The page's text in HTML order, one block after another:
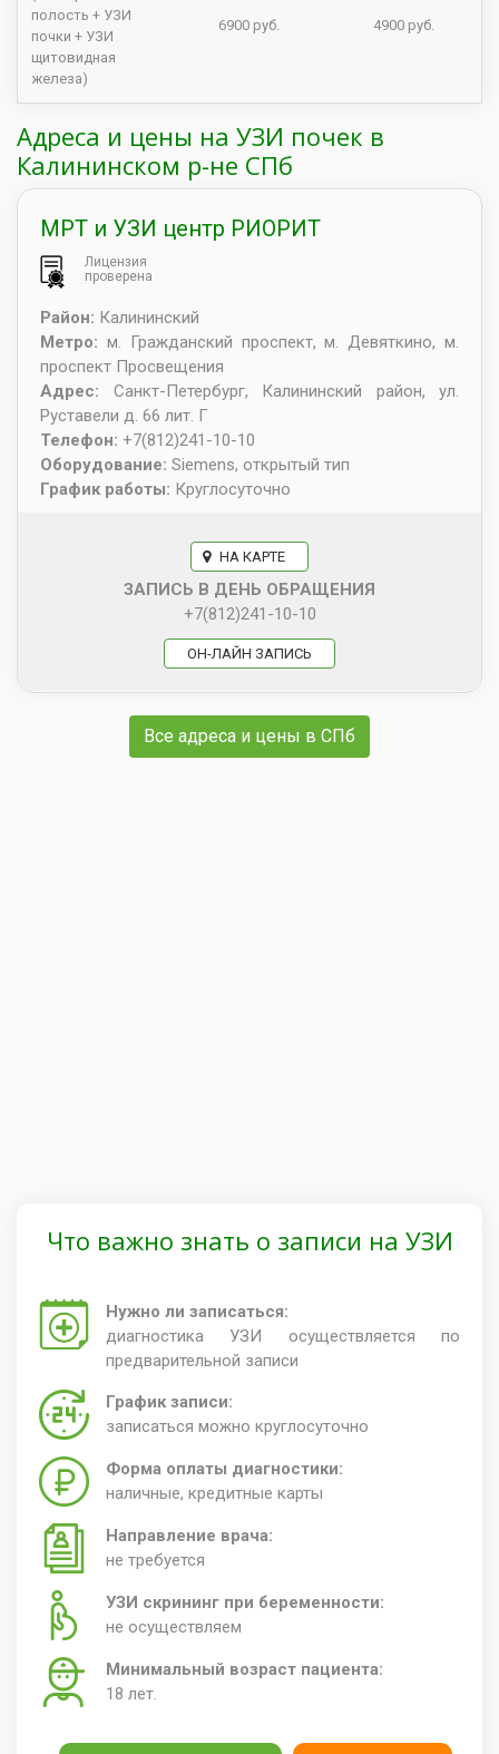
полость + УЗИ
почки + УЗИ
щитовидная
железа)
6900 руб. 4900 руб.
Адреса и цены на УЗИ почек в
Калининском р-не СПб
МРТ и УЗИ центр РИОРИТ
Лицензия
проверена
Район: Калининский
Метро: м. Гражданский проспект, м. Девяткино, м.
проспект Просвещения
Адрес: Санкт-Петербург, Калининский район, ул.
Руставели д. 66 лит. Г
Телефон: +7(812)241-10-10
Оборудование: Siemens, открытый тип
График работы: Круглосуточно
НА КАРТЕ
ЗАПИСЬ В ДЕНЬ ОБРАЩЕНИЯ
+7(812)241-10-10
ОН-ЛАЙН ЗАПИСЬ
Все адреса и цены в СПб
Что важно знать о записи на УЗИ
Нужно ли записаться:
диагностика УЗИ осуществляется по
предварительной записи
График записи:
записаться можно круглосуточно
Форма оплаты диагностики:
наличные, кредитные карты
Направление врача:
не требуется
УЗИ скрининг при беременности:
не осуществляем
Минимальный возраст пациента:
18 лет.